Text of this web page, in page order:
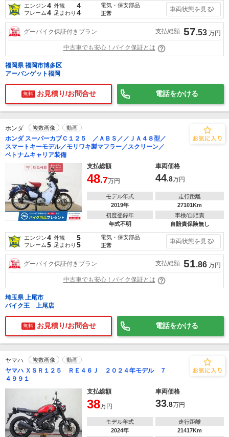
エンジン4 外観 4
フレーム4 足まわり 4
電気・保安部品
正常
車両状態を見る
グーバイク保証付きプラン 支払総額 57.53 万円
中古車でも安心！バイク保証とは
福岡県 福岡市博多区
アーバンゲット福岡
無料 お見積り/お問合せ 電話をかける
ホンダ 複数画像 動画
ホンダ スーパーカブＣ１２５ ／ＡＢＳ／／ＪＡ４８型／
スマートキーモデル／モリワキ製マフラー／スクリーン／
ベトナムキャリア装備
支払総額
車両価格
48.7万円 44.8万円
モデル年式
2019年
走行距離
27101Km
初度登録年
年式不明
車検/自賠責
自賠責保険無し
エンジン4 外観 5
フレーム5 足まわり 5
電気・保安部品
正常
車両状態を見る
グーバイク保証付きプラン 支払総額 51.86 万円
中古車でも安心！バイク保証とは
埼玉県 上尾市
バイク王 上尾店
無料 お見積り/お問合せ 電話をかける
ヤマハ 複数画像 動画
ヤマハ ＸＳＲ１２５ ＲＥ４６Ｊ ２０２４年モデル ７
４９９１
支払総額
車両価格
38万円 33.8万円
モデル年式
2024年
走行距離
21417Km